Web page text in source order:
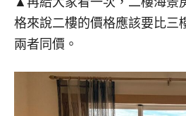
格來說二樓的價格應該要比三
兩者同價。